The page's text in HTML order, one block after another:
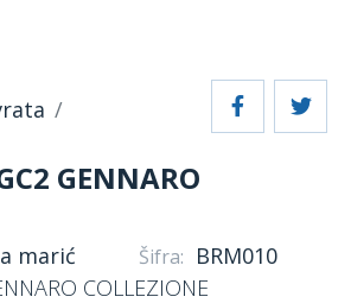
GENNARO
marić Šifra: BRM010
COLLEZIONE